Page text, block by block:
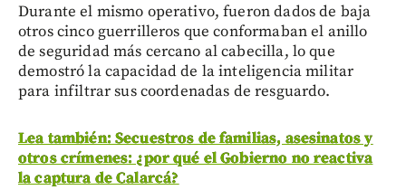
Durante el mismo operativo, fueron dados de baja
otros cinco guerrilleros que conformaban el anillo
de seguridad más cercano al cabecilla, lo que
demostró la capacidad de la inteligencia militar
para infiltrar sus coordenadas de resguardo.
Lea también: Secuestros de familias, asesinatos y
otros crímenes: ¿por qué el Gobierno no reactiva
la captura de Calarcá?